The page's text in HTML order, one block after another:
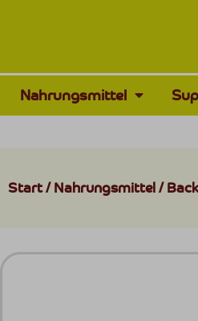
Nahrungsmittel
Start/Nahrungsmittel /